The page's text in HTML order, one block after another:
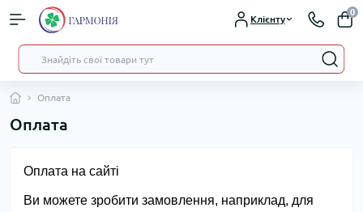
Клієнту
0
Оплата
Оплата
Оплата на сайті
Ви можете зробити замовлення, наприклад, для